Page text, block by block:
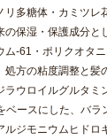
リ多糖体・カミツレ
の保湿・保護成分と
ム-61・ポリクオタ
処方の粘度調整と髪
ラウロイルグルタミ
ベースにした、バラ
ルジモニウムヒドロ